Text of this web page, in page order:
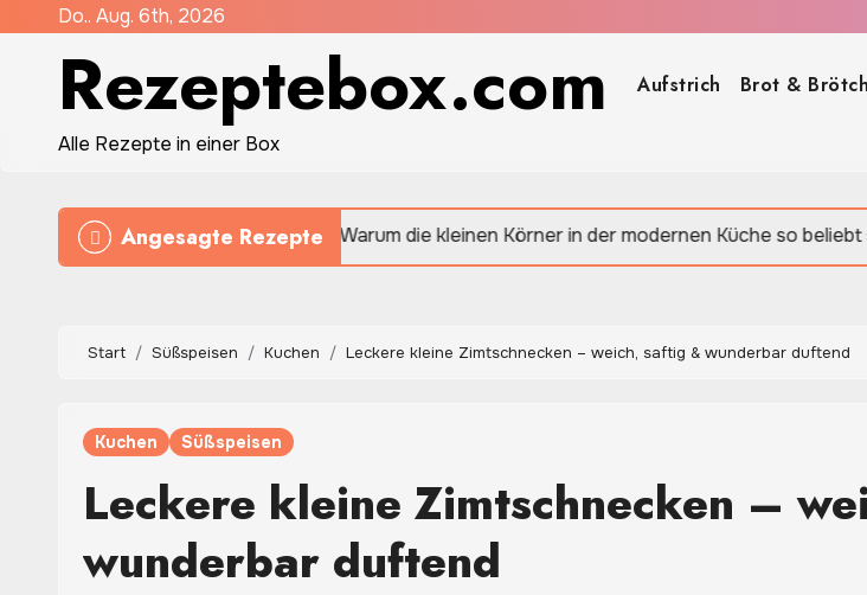
Do.. Aug. 6th, 2026
Rezeptebox.com
Alle Rezepte in einer Box
Aufstrich Brot &
Angesagte Rezepte
Quinoa: Warum die kleinen Körner in der modernen Küche so beliebt sind
Start Süßspeisen Kuchen Leckere kleine Zimtschnecken – weich, saftig & wunderbar duftend
Kuchen Süßspeisen
Leckere kleine Zimtschnecken –
wunderbar duftend